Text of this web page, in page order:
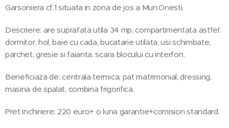
Garsoniera cf.1 situata in zona de jos a Mun.Onesti.
Descriere: are suprafata utila 34 mp, compartimentata astfel:
dormitor, hol, baie cu cada, bucatarie utilata, usi schimbate,
parchet, gresie si faianta, scara blocului cu interfon.
Beneficiaza de: centrala termica, pat matrimonial, dressing,
masina de spalat, combina frigorifica.
Pret inchiriere: 220 euro+ o luna garantie+comision standard.